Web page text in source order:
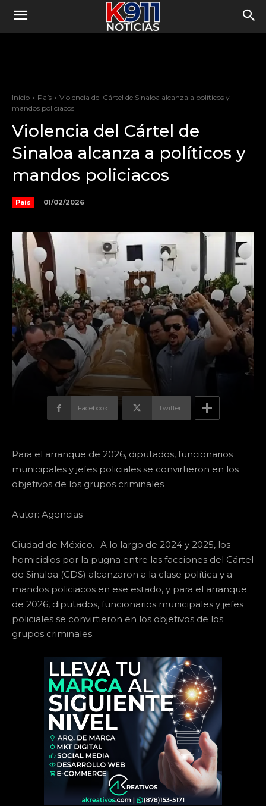
Inicio País
Violencia del Cártel de Sinaloa alcanza a políticos y
mandos policiacos
Violencia del Cártel de
Sinaloa alcanza a políticos y
mandos policiacos
País 01/02/2026
Facebook Twitter
Para el arranque de 2026, diputados, funcionarios
municipales y jefes policiales se convirtieron en los
objetivos de los grupos criminales
Autor: Agencias
Ciudad de México.- A lo largo de 2024 y 2025, los
homicidios por la pugna entre las facciones del Cártel
de Sinaloa (CDS) alcanzaron a la clase política y a
mandos policiacos en ese estado, y para el arranque
de 2026, diputados, funcionarios municipales y jefes
policiales se convirtieron en los objetivos de los
grupos criminales.